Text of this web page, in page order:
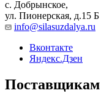
с. Добрынское,
ул. Пионерская, д.15 Б
info@silasuzdalya.ru
Вконтакте
Яндекс.Дзен
Поставщикам